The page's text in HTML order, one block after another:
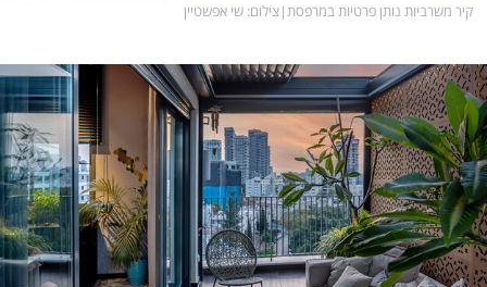
קיר משרביות נותן פרטיות במרפסת|צילום: שי אפשטיין